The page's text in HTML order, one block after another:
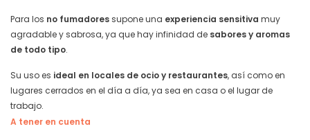
Para los no fumadoressupone una experiencia sensitiva muy
agradable y sabrosa, ya que hay infinidad de sabores y aromas
de todo tipo.
Su uso es ideal en locales de ocio y restaurantes, así como en
lugares cerrados en el día a día, ya sea en casa o el lugar de
trabajo.
A tener en cuenta